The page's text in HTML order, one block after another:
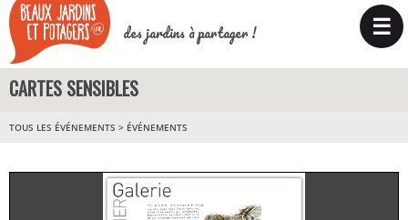
des jardins à partager ! ☰
CARTES SENSIBLES
TOUS LES ÉVÉNEMENTS > ÉVÉNEMENTS